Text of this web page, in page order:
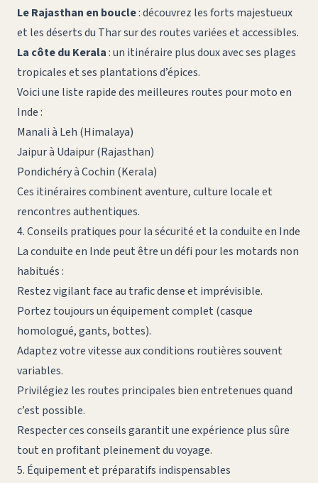
Le Rajasthan en boucle: découvrez les forts majestueux
et les déserts du Thar sur des routes variées et accessibles.
La côte du Kerala: un itinéraire plus doux avec ses plages
tropicales et ses plantations d’épices.
Voici une liste rapide des meilleures routes pour moto en
Inde :
Manali à Leh (Himalaya)
Jaipur à Udaipur (Rajasthan)
Pondichéry à Cochin (Kerala)
Ces itinéraires combinent aventure, culture locale et
rencontres authentiques.
4. Conseils pratiques pour la sécurité et la conduite en Inde
La conduite en Inde peut être un défi pour les motards non
habitués :
Restez vigilant face au trafic dense et imprévisible.
Portez toujours un équipement complet (casque
homologué, gants, bottes).
Adaptez votre vitesse aux conditions routières souvent
variables.
Privilégiez les routes principales bien entretenues quand
c’est possible.
Respecter ces conseils garantit une expérience plus sûre
tout en profitant pleinement du voyage.
5. Équipement et préparatifs indispensables